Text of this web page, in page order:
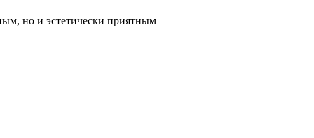
но и эстетически приятным